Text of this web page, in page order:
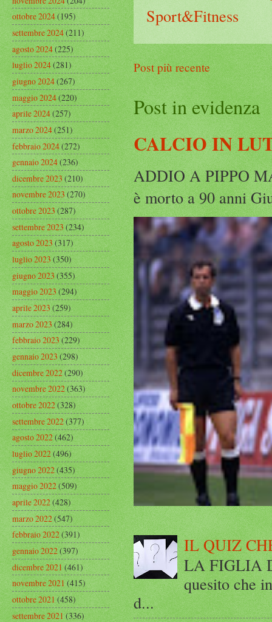
Sport&Fitness
Post più recente
Post in evidenza
CALCIO IN
ADDIO A PIPPO
è morto a 90 anni
IL QUIZ
LA FIGLIA
quesito che
d...
ottobre 2024(195)
settembre 2024(211)
agosto 2024(225)
luglio 2024(281)
giugno 2024(267)
maggio 2024(220)
aprile 2024(257)
marzo 2024(251)
febbraio 2024(272)
gennaio 2024(236)
dicembre 2023(210)
novembre 2023(270)
ottobre 2023(287)
settembre 2023(234)
agosto 2023(317)
luglio 2023(350)
giugno 2023(355)
maggio 2023(294)
aprile 2023(259)
marzo 2023(284)
febbraio 2023(229)
gennaio 2023(298)
dicembre 2022(290)
novembre 2022(363)
ottobre 2022(328)
settembre 2022(377)
agosto 2022(462)
luglio 2022(496)
giugno 2022(435)
maggio 2022(509)
aprile 2022(428)
marzo 2022(547)
febbraio 2022(391)
gennaio 2022(397)
dicembre 2021(461)
novembre 2021(415)
ottobre 2021(458)
settembre 2021(336)